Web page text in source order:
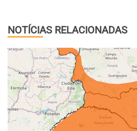
NOTÍCIAS RELACIONADAS